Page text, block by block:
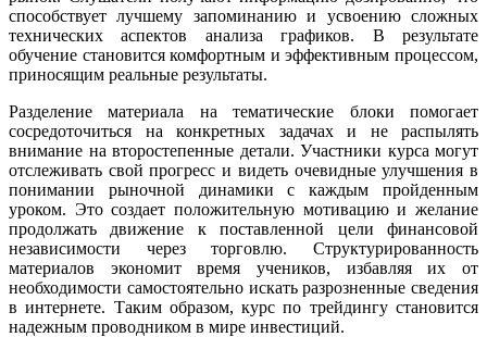
способствует лучшему запоминанию и усвоению сложных
технических аспектов анализа графиков. В результате
обучение становится комфортным и эффективным процессом,
приносящим реальные результаты.
Разделение материала на тематические блоки помогает
сосредоточиться на конкретных задачах и не распылять
внимание на второстепенные детали. Участники курса могут
отслеживать свой прогресс и видеть очевидные улучшения в
понимании рыночной динамики с каждым пройденным
уроком. Это создает положительную мотивацию и желание
продолжать движение к поставленной цели финансовой
независимости через торговлю. Структурированность
материалов экономит время учеников, избавляя их от
необходимости самостоятельно искать разрозненные сведения
в интернете. Таким образом, курс по трейдингу становится
надежным проводником в мире инвестиций.